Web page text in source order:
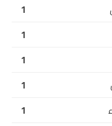
1
1
1
1
1